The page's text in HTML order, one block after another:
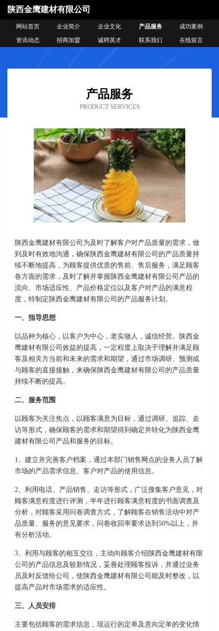
陕西金鹰建材有限公司
网站首页 企业简介 企业文化 产品服务
成功案例
资讯动态
招商加盟 诚聘英才 联系我们 在线留言
产品服务
PRODUCT SERVICES
陕西金鹰建材有限公司为及时了解客户对产品质量的需求，做
到及时有效地沟通，确保陕西金鹰建材有限公司的产品质量持
续不断地提高，为顾客提供优质的售前、售后服务，满足顾客
各方面的需求，及时了解并掌握陕西金鹰建材有限公司产品的
流向、市场适应性、产品价格定位以及客户对产品的满意程
度，特制定陕西金鹰建材有限公司的产品服务计划。
一、指导思想
以品种为核心，以客户为中心，老实做人，诚信经营。陕西金
鹰建材有限公司效益的提高，一定程度上取决于理解并满足顾
客及相关方当前和未来的需求和期望，通过市场调研、预测或
与顾客的直接接触，来确保陕西金鹰建材有限公司的产品质量
持续不断的提高。
二、服务范围
以顾客为关注焦点，以顾客满意为目标，通过调研、追踪、走
访等形式，确保顾客的需求和期望得到确定并转化为陕西金鹰
建材有限公司产品和服务的目标。
1、建立并完善客户档案，通过本部门销售网点的业务人员了解
市场的产品需求信息、客户对产品的使用信息。
2、利用电话、产品销售、走访等形式，广泛搜集客户意见，对
顾客满意程度进行评测，半年进行顾客满意程度的书面调查及
分析，对顾客采用问卷调查方式，了解顾客在销售活动中对产
品质量、服务的意见要求，问卷收回率要求达到50%以上，并
有分析活动。
3、利用与顾客的相互交往，主动向顾客介绍陕西金鹰建材有限
公司的产品信息及较新情况，妥善处理顾客投诉，并通过业务
员及时反馈给公司，使陕西金鹰建材有限公司能及时整改，以
提高产品对市场需求的适应性。
三、人员安排
主要包括顾客的需求信息，现运行的定单及意向定单的变化情